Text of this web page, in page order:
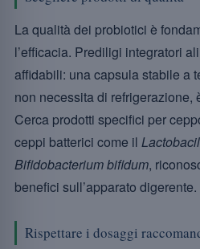
La qualità dei probiotici è
l’efficacia. Prediligi integratori
affidabili: una capsula stabile a
non necessita di refrigerazione,
Cerca prodotti specifici per
ceppi batterici come il
Bifidobacterium bifidum,
benefici sull’apparato digerente.
Rispettare i dosaggi